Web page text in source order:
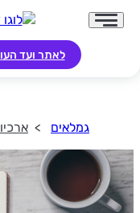
לאתר ועד
גמלאים